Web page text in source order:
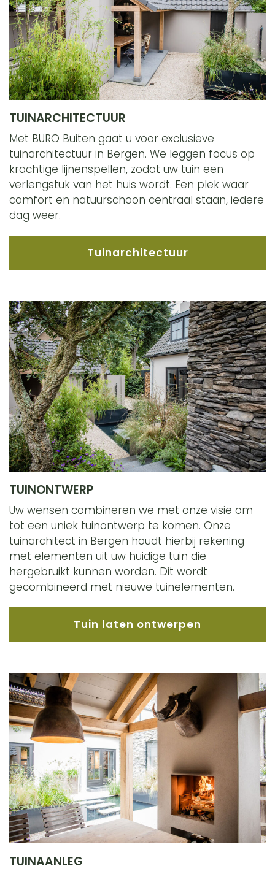
TUINARCHITECTUUR
Met BURO Buiten gaat u voor exclusieve
tuinarchitectuur in Bergen. We leggen focus op
krachtige lijnenspellen, zodat uw tuin een
verlengstuk van het huis wordt. Een plek waar
comfort en natuurschoon centraal staan, iedere
dag weer.
Tuinarchitectuur
TUINONTWERP
Uw wensen combineren we met onze visie om
tot een uniek tuinontwerp te komen. Onze
tuinarchitect in Bergen houdt hierbij rekening
met elementen uit uw huidige tuin die
hergebruikt kunnen worden. Dit wordt
gecombineerd met nieuwe tuinelementen.
Tuin laten ontwerpen
TUINAANLEG